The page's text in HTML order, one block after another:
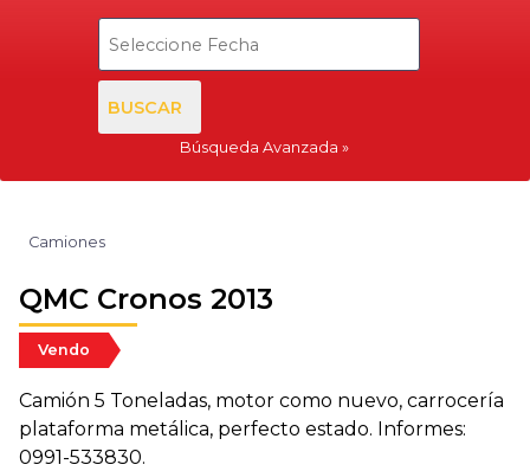
BUSCAR
Búsqueda Avanzada
Camiones
QMC Cronos 2013
Vendo
Camión 5 Toneladas, motor como nuevo, carrocería
plataforma metálica, perfecto estado. Informes:
0991-533830.